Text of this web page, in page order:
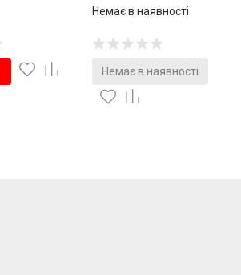
Немає в наявності
Немає в наявності